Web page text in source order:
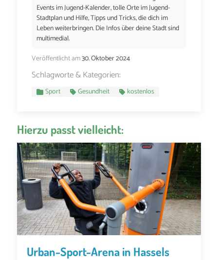
Events im Jugend-Kalender, tolle Orte im Jugend-
Stadtplan und Hilfe, Tipps und Tricks, die dich im
Leben weiterbringen. Die Infos über deine Stadt sind
multimedial.
Veröffentlicht am30. Oktober 2024
Schlagworte & Kategorien:
Sport Gesundheit kostenlos
Hierzu passt vielleicht:
Urban-Sport-Arena in Hassels